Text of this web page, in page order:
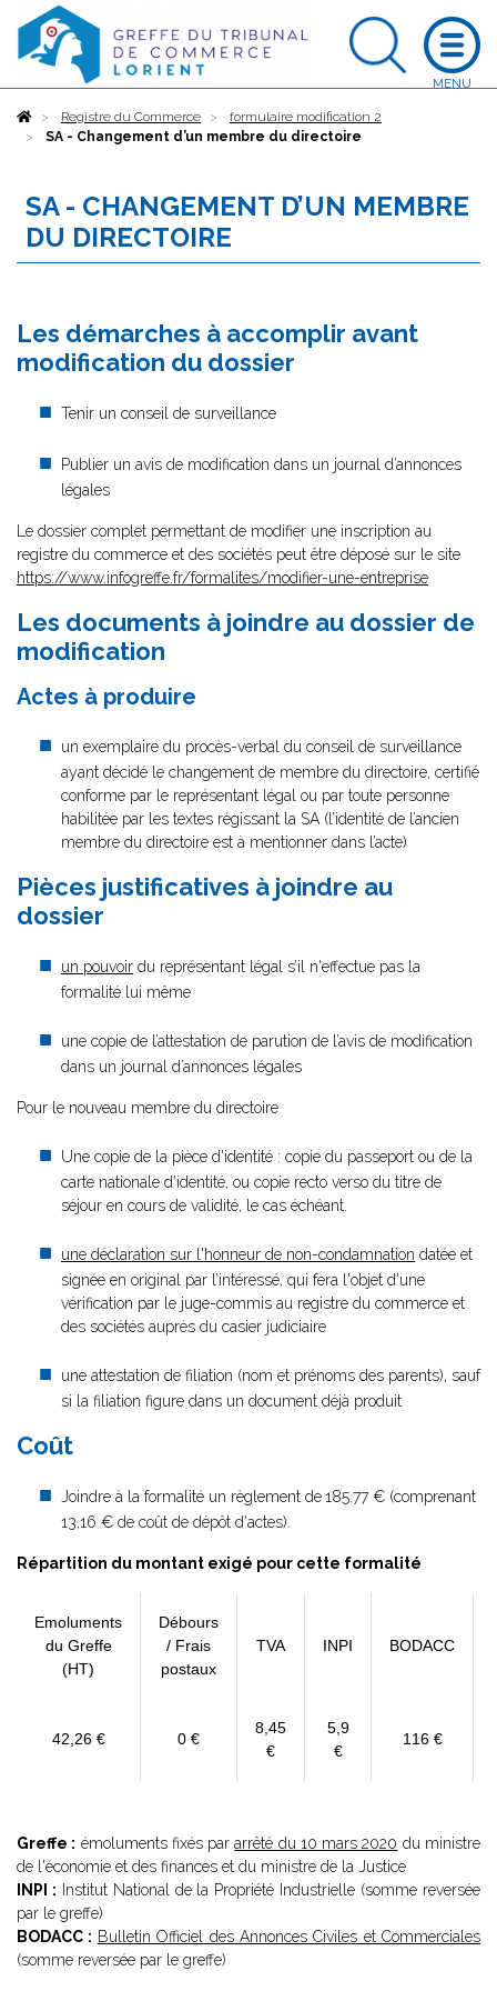
AccueilRegistre du Commerce
formulaire modification 2
SA - Changement d’un membre du directoire
SA - CHANGEMENT D’UN MEMBRE
DU DIRECTOIRE
Les démarches à accomplir avant
modification du dossier
Tenir un conseil de surveillance
Publier un avis de modification dans un journal d’annonces
légales
Le dossier complet permettant de modifier une inscription au
registre du commerce et des sociétés peut être déposé sur le site
https://www.infogreffe.fr/formalites/modifier-une-entreprise
Les documents à joindre au dossier de
modification
Actes à produire
un exemplaire du procès-verbal du conseil de surveillance
ayant décidé le changement de membre du directoire, certifié
conforme par le représentant légal ou par toute personne
habilitée par les textes régissant la SA (l’identité de l’ancien
membre du directoire est à mentionner dans l’acte)
Pièces justificatives à joindre au
dossier
un pouvoir du représentant légal s’il n'effectue pas la
formalité lui même
une copie de l’attestation de parution de l’avis de modification
dans un journal d’annonces légales
Pour le nouveau membre du directoire
Une copie de la pièce d'identité : copie du passeport ou de la
carte nationale d'identité, ou copie recto verso du titre de
séjour en cours de validité, le cas échéant.
une déclaration sur l'honneur de non-condamnation datée et
signée en original par l’intéressé, qui fera l'objet d'une
vérification par le juge-commis au registre du commerce et
des sociétés auprès du casier judiciaire
une attestation de filiation (nom et prénoms des parents), sauf
si la filiation figure dans un document déjà produit
Coût
Joindre à la formalité un règlement de185.77 € (comprenant
13,16 € de coût de dépôt d'actes).
Répartition du montant exigé pour cette formalité
Emoluments
du Greffe
(HT)
Débours
/ Frais
postaux
TVA INPI BODACC
42,26 € 0 €
8,45
€
5,9
€
116 €
Greffe : émoluments fixés pararrêté du 10 mars 2020 du ministre
de l'économie et des finances et du ministre de la Justice
INPI : Institut National de la Propriété Industrielle (somme reversée
par le greffe)
BODACC : Bulletin Officiel des Annonces Civiles et Commerciales
(somme reversée par le greffe)